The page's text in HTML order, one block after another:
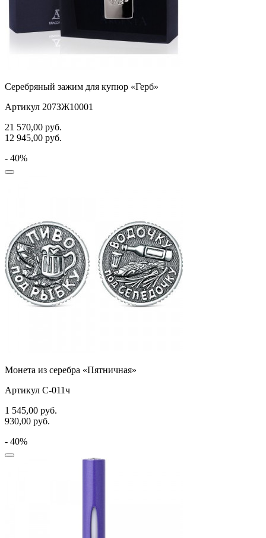
Серебряный зажим для купюр «Герб»
Артикул 207ЗЖ10001
21 570,00 руб.
12 945,00 руб.
- 40%
Монета из серебра «Пятничная»
Артикул С-011ч
1 545,00 руб.
930,00 руб.
- 40%